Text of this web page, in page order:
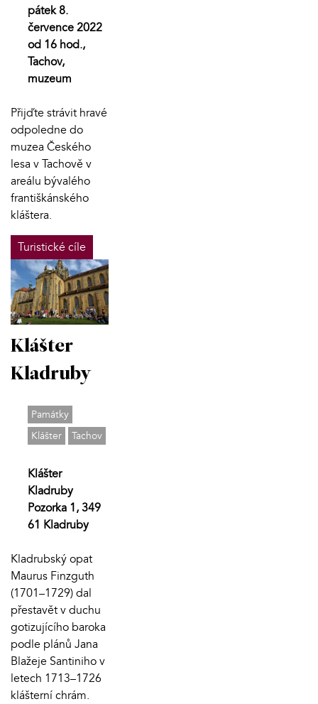
pátek 8.
července 2022
od 16 hod.,
Tachov,
muzeum
Přijďte strávit hravé
odpoledne do
muzea Českého
lesa v Tachově v
areálu bývalého
františkánského
kláštera.
Turistické cíle
Klášter
Kladruby
Památky
Klášter
Tachov
Klášter
Kladruby
Pozorka 1, 349
61 Kladruby
Kladrubský opat
Maurus Finzguth
(1701–1729) dal
přestavět v duchu
gotizujícího baroka
podle plánů Jana
Blažeje Santiniho v
letech 1713–1726
klášterní chrám.